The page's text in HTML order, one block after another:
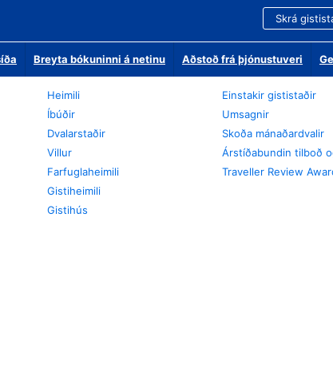
Skrá
Breyta bókuninni á netinu Aðstoð frá þjónustuveri
Heimili
Íbúðir
Dvalarstaðir
Villur
Farfuglaheimili
Gistiheimili
Gistihús
Einstakir gististaðir
Umsagnir
Skoða mánaðardvalir
Árstíðabundin tilboð
Traveller Review